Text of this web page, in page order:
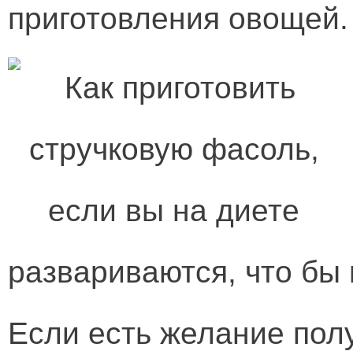
приготовления овощей.
развариваются, что
Если есть желание